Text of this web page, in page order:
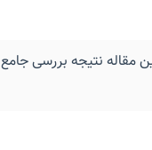
مقاله نتیجه بررسی